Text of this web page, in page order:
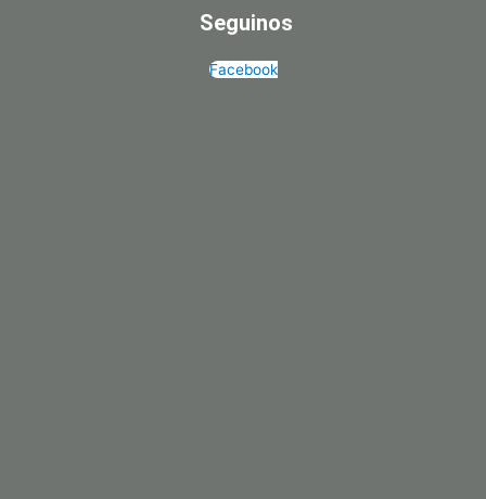
Seguinos
Facebook